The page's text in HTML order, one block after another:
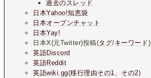
過去のスレッド
日本Yahoo!知恵袋
日本オープンチャット
日本Yay!
日本X(元Twitter)投稿(タグ/キーワード)
英語Discord
英語Reddit
英語wiki.gg(移行理由その1 その2)